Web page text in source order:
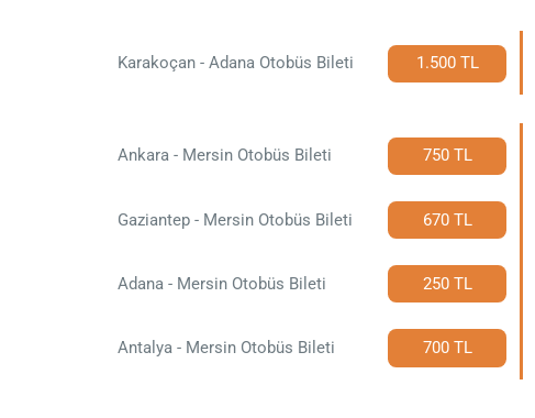
Karakoçan - Adana Otobüs Bileti 1.500 TL
Ankara - Mersin Otobüs Bileti 750 TL
Gaziantep - Mersin Otobüs Bileti 670 TL
Adana - Mersin Otobüs Bileti 250 TL
Antalya - Mersin Otobüs Bileti 700 TL